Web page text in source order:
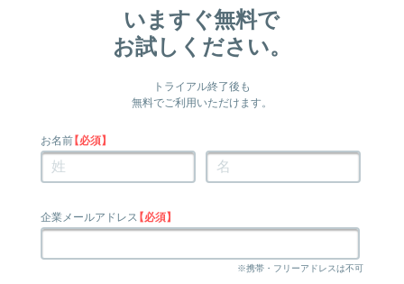
いますぐ無料で
お試しください。
トライアル終了後も
無料でご利用いただけます。
お名前【必須】
企業メールアドレス【必須】
※携帯・フリーアドレスは不可